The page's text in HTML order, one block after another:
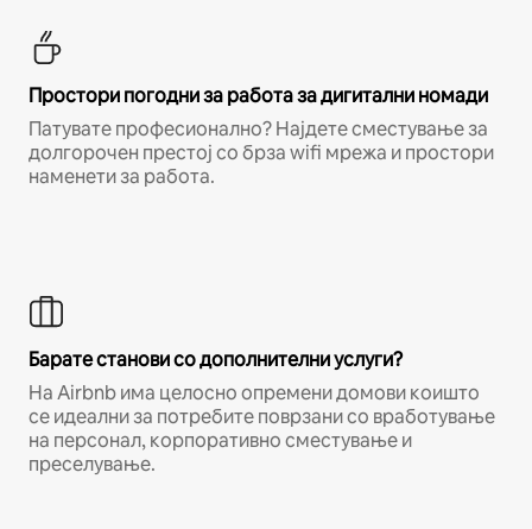
Простори погодни за работа за дигитални номади
Патувате професионално? Најдете сместување за
долгорочен престој со брза wifi мрежа и простори
наменети за работа.
Барате станови со дополнителни услуги?
На Airbnb има целосно опремени домови коишто
се идеални за потребите поврзани со вработување
на персонал, корпоративно сместување и
преселување.